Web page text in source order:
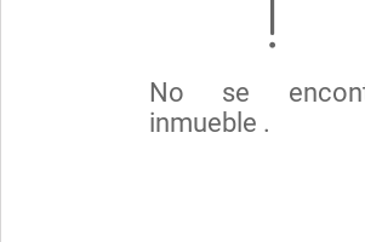
No se
inmueble .